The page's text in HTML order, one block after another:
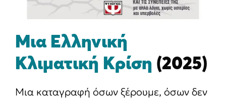
Μια Ελληνική
Κλιματική Κρίση (2025)
Μια καταγραφή όσων ξέρουμε, όσων δεν